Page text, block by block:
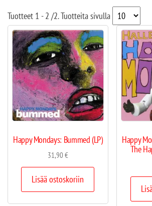
Tuotteet 1 - 2 /2. Tuotteita sivulla
Happy Mondays: Bummed (LP)
31,90€
Lisää ostoskoriin
Happy
The